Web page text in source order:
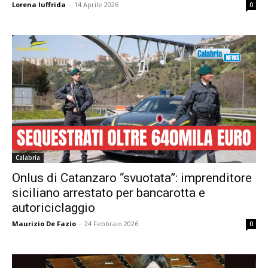
Lorena Iuffrida - 14 Aprile 2026 0
Calabria
Onlus di Catanzaro “svuotata”: imprenditore
siciliano arrestato per bancarotta e
autoriciclaggio
Maurizio De Fazio - 24 Febbraio 2026 0